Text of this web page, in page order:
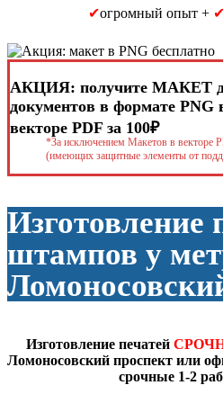
✔огромный опыт + ✔
АКЦИЯ: получите МАКЕТ
документов в формате
векторе PDF за 100₽
*За исключением Макетов в векторе
(имеющих защитные элементы от
Изготовление
штампов у
Изготовление печатей
Ломоносовский проспект или
срочные 1-2